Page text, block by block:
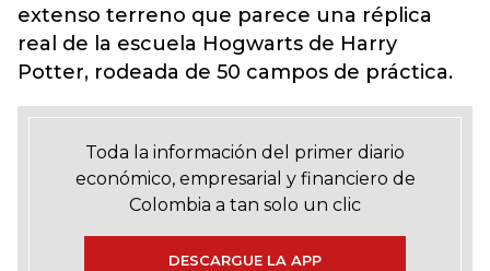
extenso terreno que parece una réplica
real de la escuela Hogwarts de Harry
Potter, rodeada de 50 campos de práctica.
Toda la información del primer diario
económico, empresarial y financiero de
Colombia a tan solo un clic
DESCARGUE LA APP